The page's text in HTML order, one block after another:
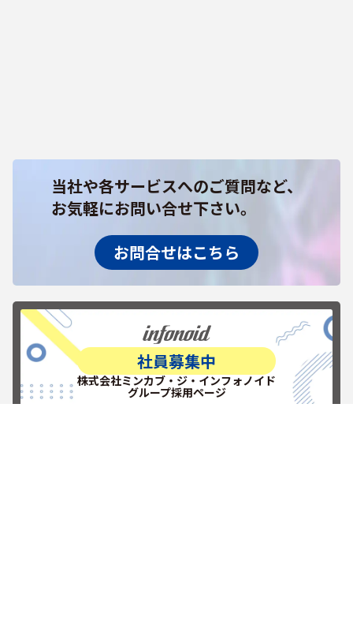
当社や各サービスへのご質問など、
お気軽にお問い合せ下さい。
お問合せはこちら
社員募集中
株式会社ミンカブ・ジ・インフォノイド
グループ採用ページ